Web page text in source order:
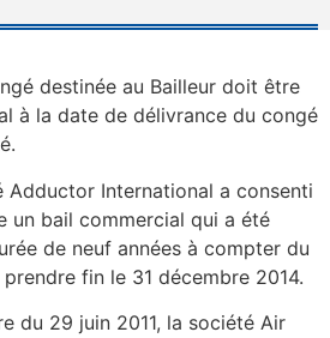
destinée au Bailleur doit être
à la date de délivrance du congé
Adductor International a consenti
un bail commercial qui a été
de neuf années à compter du
fin le 31 décembre 2014.
du 29 juin 2011, la société Air